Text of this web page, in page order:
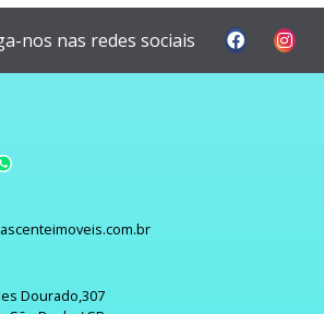
nos nas redes sociais
Dourado,307